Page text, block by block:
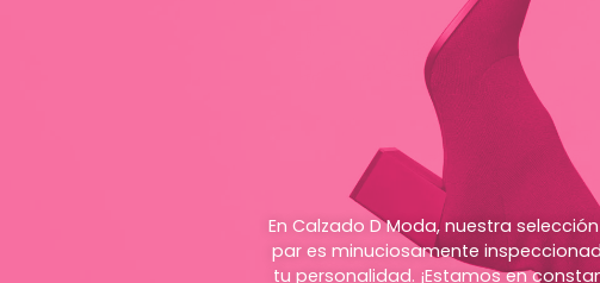
En Calzado D Moda, nuestra
par es minuciosamente
tu personalidad. ¡Estamos en